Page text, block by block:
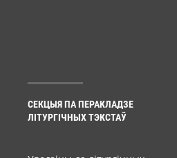
СЕКЦЫЯ ПА ПЕРАКЛАДЗЕ
ЛІТУРГІЧНЫХ ТЭКСТАЎ